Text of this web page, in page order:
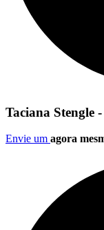
Taciana Stengle
Envie um agora